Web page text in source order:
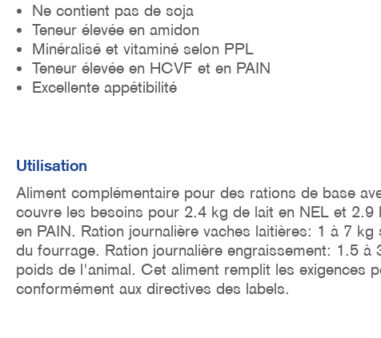
Ne contient pas de soja
Teneur élevée en amidon
Minéralisé et vitaminé selon PPL
Teneur élevée en HCVF et en PAIN
Excellente appétibilité
Utilisation
Aliment complémentaire pour des rations de base
couvre les besoins pour 2.4 kg de lait en NEL et
en PAIN. Ration journalière vaches laitières: 1 à 7
du fourrage. Ration journalière engraissement: 1.5
poids de l'animal. Cet aliment remplit les exigences
conformément aux directives des labels.